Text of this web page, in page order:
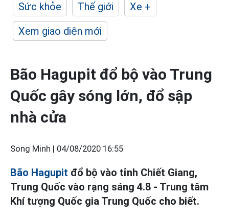
Sức khỏe
Thế giới
Xe +
Xem giao diện mới
Bão Hagupit đổ bộ vào Trung
Quốc gây sóng lớn, đổ sập
nhà cửa
Song Minh | 04/08/2020 16:55
Bão Hagupit đổ bộ vào tỉnh Chiết Giang,
Trung Quốc vào rạng sáng 4.8 - Trung tâm
Khí tượng Quốc gia Trung Quốc cho biết.